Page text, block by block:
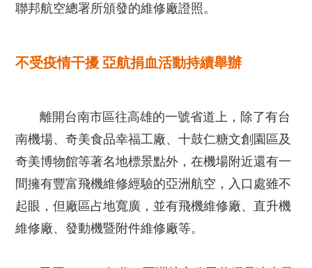
聯邦航空總署所頒發的維修廠證照。
不受疫情干擾 亞航捐血活動持續舉辦
離開台南市區往高雄的一號省道上，除了有台
南機場、奇美食品幸福工廠、十鼓仁糖文創園區及
奇美博物館等著名地標景點外，在機場附近還有一
間擁有豐富飛機維修經驗的亞洲航空，入口處雖不
起眼，但廠區占地寬廣，並有飛機維修廠、直升機
維修廠、發動機暨附件維修廠等。